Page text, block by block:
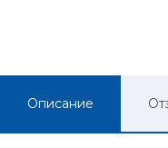
Описание